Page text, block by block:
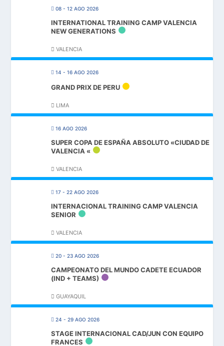
08 - 12 AGO 2026
INTERNATIONAL TRAINING CAMP VALENCIA
NEW GENERATIONS
VALENCIA
14 - 16 AGO 2026
GRAND PRIX DE PERU
LIMA
16 AGO 2026
SUPER COPA DE ESPAÑA ABSOLUTO «CIUDAD DE
VALENCIA «
VALENCIA
17 - 22 AGO 2026
INTERNACIONAL TRAINING CAMP VALENCIA
SENIOR
VALENCIA
20 - 23 AGO 2026
CAMPEONATO DEL MUNDO CADETE ECUADOR
(IND + TEAMS)
GUAYAQUIL
24 - 29 AGO 2026
STAGE INTERNACIONAL CAD/JUN CON EQUIPO
FRANCES